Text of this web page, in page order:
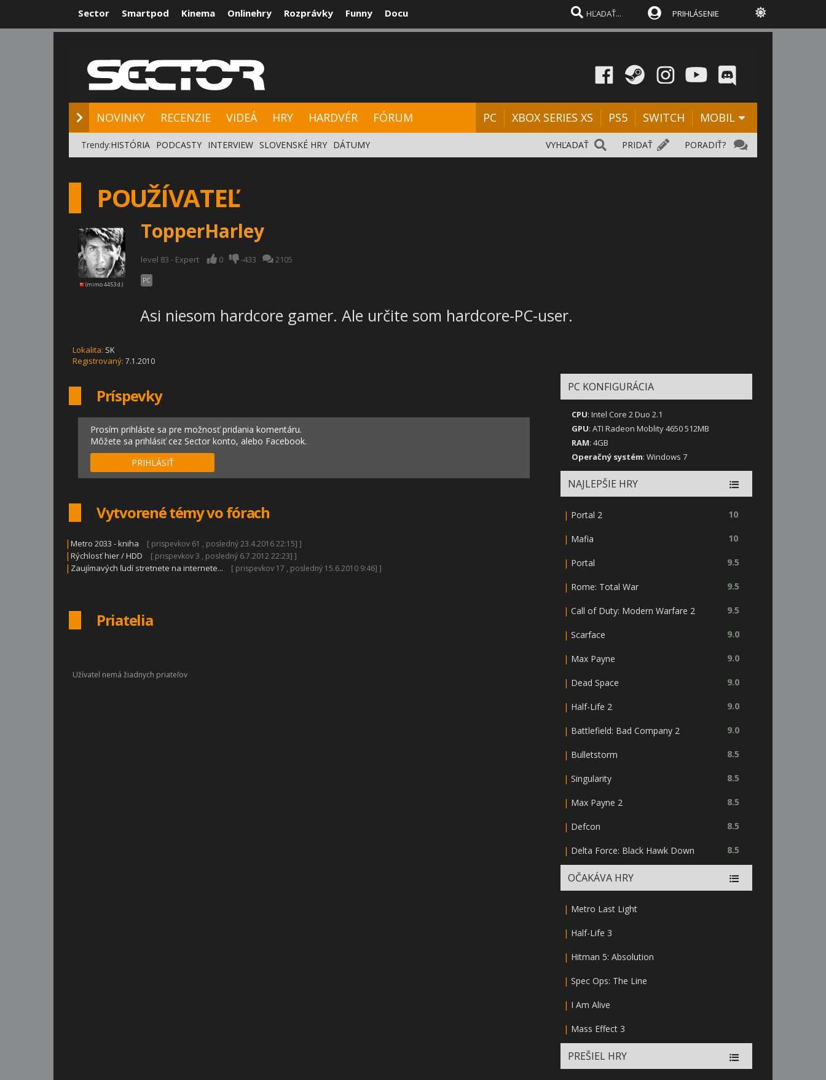
Sector Smartpod Kinema Onlinehry Rozprávky Funny Docu PRIHLÁSENIE
NOVINKY RECENZIE VIDEÁ HRY HARDVÉR FÓRUM PC XBOX SERIES XS PS5 SWITCH MOBIL
PORADIŤ?
PRIDAŤ
VYHĽADAŤ
Trendy:HISTÓRIA PODCASTY INTERVIEW SLOVENSKÉ HRY DÁTUMY
POUŽÍVATEĽ
(mimo 4453 d.)
TopperHarley
level 83 - Expert 0 -433 2105
PC
Asi niesom hardcore gamer. Ale určite som hardcore-PC-user.
Lokalita: SK
Registrovaný: 7.1.2010
Príspevky
Prosím prihláste sa pre možnosť pridania komentáru.
Môžete sa prihlásiť cez Sector konto, alebo Facebook.
PRIHLÁSIŤ
Vytvorené témy vo fórach
| Metro 2033 - kniha [ prispevkov 61 , posledný 23.4.2016 22:15] ]
| Rýchlosť hier / HDD [ prispevkov 3 , posledný 6.7.2012 22:23] ]
| Zaujímavých ľudí stretnete na internete... [ prispevkov 17 , posledný 15.6.2010 9:46] ]
Priatelia
Užívatel nemá žiadnych priateľov
PC KONFIGURÁCIA
CPU: Intel Core 2 Duo 2.1
GPU: ATI Radeon Moblity 4650 512MB
RAM: 4GB
Operačný systém: Windows 7
NAJLEPŠIE HRY
10
| Portal 2
10
| Mafia
9.5
| Portal
9.5
| Rome: Total War
9.5
| Call of Duty: Modern Warfare 2
9.0
| Scarface
9.0
| Max Payne
9.0
| Dead Space
9.0
| Half-Life 2
9.0
| Battlefield: Bad Company 2
8.5
| Bulletstorm
8.5
| Singularity
8.5
| Max Payne 2
8.5
| Defcon
8.5
| Delta Force: Black Hawk Down
OČAKÁVA HRY
| Metro Last Light
| Half-Life 3
| Hitman 5: Absolution
| Spec Ops: The Line
| I Am Alive
| Mass Effect 3
PREŠIEL HRY